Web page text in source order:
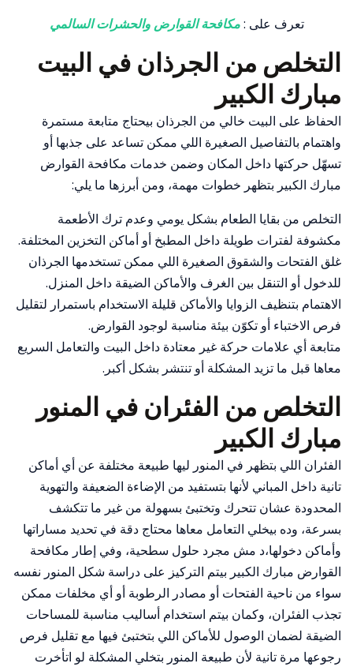
تعرف على :مكافحة القوارض والحشرات السالمي
التخلص من الجرذان في البيت
مبارك الكبير
الحفاظ على البيت خالي من الجرذان بيحتاج متابعة مستمرة
واهتمام بالتفاصيل الصغيرة اللي ممكن تساعد على جذبها أو
تسهّل حركتها داخل المكان وضمن خدمات مكافحة القوارض
مبارك الكبير بتظهر خطوات مهمة، ومن أبرزها ما يلي:
التخلص من بقايا الطعام بشكل يومي وعدم ترك الأطعمة
مكشوفة لفترات طويلة داخل المطبخ أو أماكن التخزين المختلفة.
غلق الفتحات والشقوق الصغيرة اللي ممكن تستخدمها الجرذان
للدخول أو التنقل بين الغرف والأماكن الضيقة داخل المنزل.
الاهتمام بتنظيف الزوايا والأماكن قليلة الاستخدام باستمرار لتقليل
فرص الاختباء أو تكوّن بيئة مناسبة لوجود القوارض.
متابعة أي علامات حركة غير معتادة داخل البيت والتعامل السريع
معاها قبل ما تزيد المشكلة أو تنتشر بشكل أكبر.
التخلص من الفئران في المنور
مبارك الكبير
الفئران اللي بتظهر في المنور ليها طبيعة مختلفة عن أي أماكن
تانية داخل المباني لأنها بتستفيد من الإضاءة الضعيفة والتهوية
المحدودة عشان تتحرك وتختبئ بسهولة من غير ما تتكشف
بسرعة، وده بيخلي التعامل معاها محتاج دقة في تحديد مساراتها
وأماكن دخولها،د مش مجرد حلول سطحية، وفي إطار مكافحة
القوارض مبارك الكبير بيتم التركيز على دراسة شكل المنور نفسه
سواء من ناحية الفتحات أو مصادر الرطوبة أو أي مخلفات ممكن
تجذب الفئران، وكمان بيتم استخدام أساليب مناسبة للمساحات
الضيقة لضمان الوصول للأماكن اللي بتختبئ فيها مع تقليل فرص
رجوعها مرة تانية لأن طبيعة المنور بتخلي المشكلة لو اتأخرت